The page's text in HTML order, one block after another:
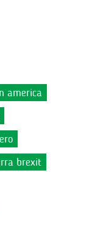
america
brexit